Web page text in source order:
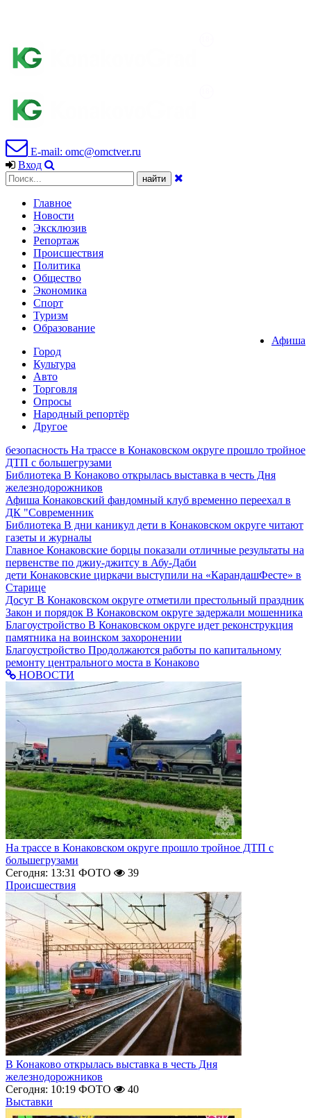
E-mail: omc@omctver.ru
Вход
Главное
Новости
Эксклюзив
Репортаж
Происшествия
Политика
Общество
Экономика
Спорт
Туризм
Образование
Афиша
Город
Культура
Авто
Торговля
Опросы
Народный репортёр
Другое
безопасность На трассе в Конаковском округе прошло тройное
ДТП с большегрузами
Библиотека В Конаково открылась выставка в честь Дня
железнодорожников
Афиша Конаковский фандомный клуб временно переехал в
ДК "Современник
Библиотека В дни каникул дети в Конаковском округе читают
газеты и журналы
Главное Конаковские борцы показали отличные результаты на
первенстве по джиу-джитсу в Абу-Даби
дети Конаковские циркачи выступили на «КарандашФесте» в
Старице
Досуг В Конаковском округе отметили престольный праздник
Закон и порядок В Конаковском округе задержали мошенника
Благоустройство В Конаковском округе идет реконструкция
памятника на воинском захоронении
Благоустройство Продолжаются работы по капитальному
ремонту центрального моста в Конаково
НОВОСТИ
На трассе в Конаковском округе прошло тройное ДТП с
большегрузами
Сегодня: 13:31 ФОТО
39
Происшествия
В Конаково открылась выставка в честь Дня
железнодорожников
Сегодня: 10:19 ФОТО
40
Выставки